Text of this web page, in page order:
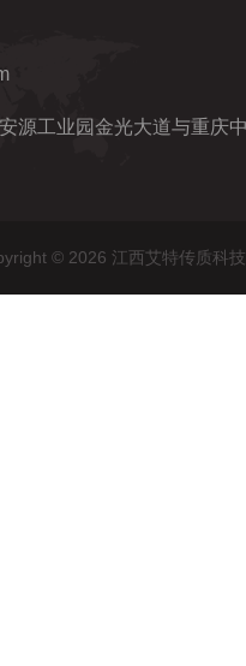
源工业园金光大道与重庆
© 2026 江西艾特传质科